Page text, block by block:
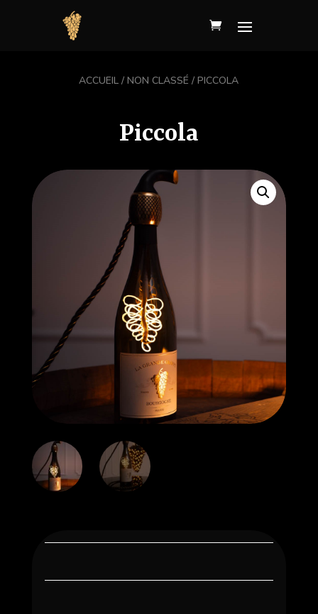
ACCUEIL /NON CLASSÉ / PICCOLA
Piccola